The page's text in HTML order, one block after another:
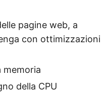
pagine web, a
con ottimizzazioni
memoria
della CPU